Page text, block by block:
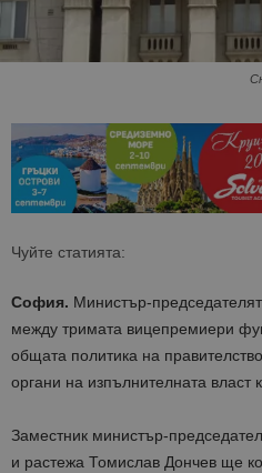
Чуйте статията:
София. Министър-
между тримата вицепремиери
общата политика на
органи на изпълнителната власт
Заместник министър-
и растежа Томислав Дончев ще